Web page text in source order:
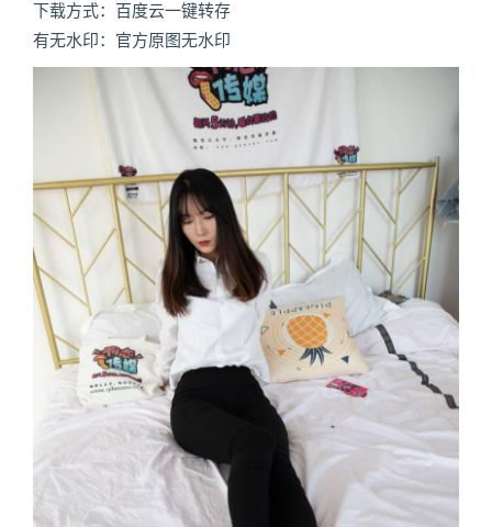
下载方式：百度云一键转存
有无水印：官方原图无水印